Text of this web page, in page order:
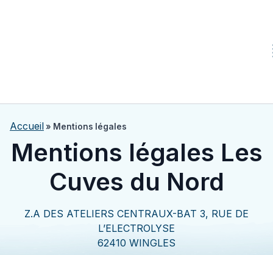
Accueil» Mentions légales
Mentions légales Les
Cuves du Nord
Z.A DES ATELIERS CENTRAUX-BAT 3, RUE DE
L’ELECTROLYSE
62410 WINGLES